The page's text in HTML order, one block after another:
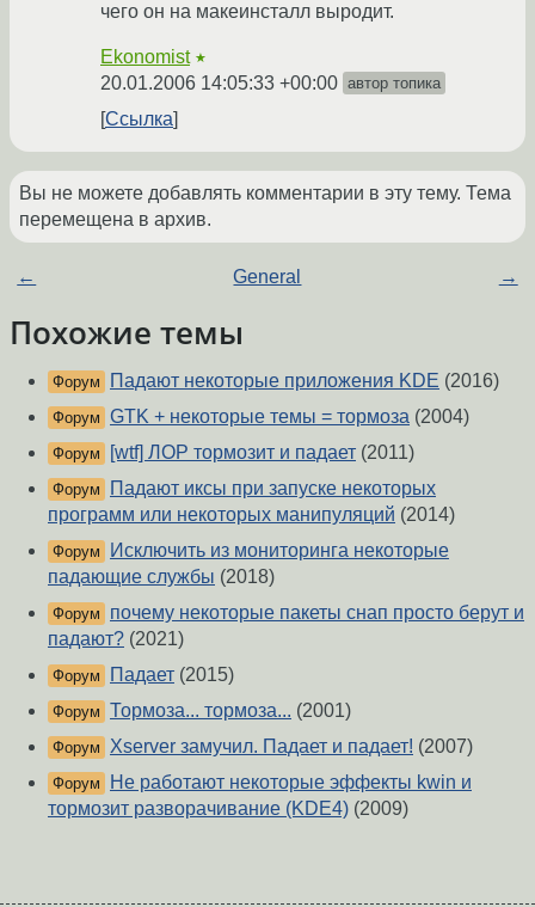
чего он на макеинсталл выродит.
Ekonomist ★
20.01.2006 14:05:33 +00:00 автор топика
Ссылка
Вы не можете добавлять комментарии в эту тему. Тема
перемещена в архив.
← General →
Похожие темы
Форум Падают некоторые приложения KDE (2016)
Форум GTK + некоторые темы = тормоза (2004)
Форум [wtf] ЛОР тормозит и падает (2011)
Форум
Падают иксы при запуске некоторых
программ или некоторых манипуляций (2014)
Форум
Исключить из мониторинга некоторые
падающие службы (2018)
Форум
почему некоторые пакеты снап просто берут и
падают? (2021)
Форум Падает (2015)
Форум Тормоза... тормоза... (2001)
Форум Xserver замучил. Падает и падает! (2007)
Форум
Не работают некоторые эффекты kwin и
тормозит разворачивание (KDE4) (2009)